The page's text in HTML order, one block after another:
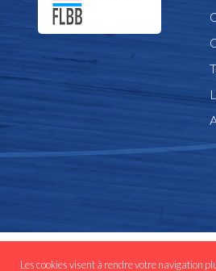
Les cookies visent à rendre votre navigation